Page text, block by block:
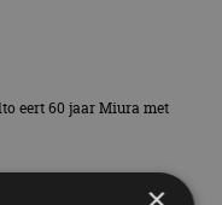
eert 60 jaar Miura met